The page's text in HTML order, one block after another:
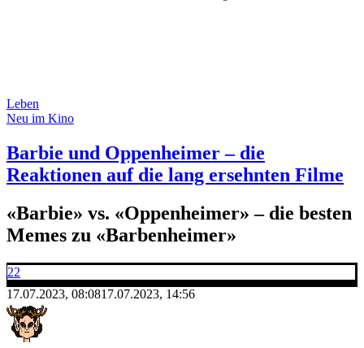
Leben
Neu im Kino
Barbie und Oppenheimer – die
Reaktionen auf die lang ersehnten Filme
«Barbie» vs. «Oppenheimer» – die besten
Memes zu «Barbenheimer»
22
17.07.2023, 08:0817.07.2023, 14:56